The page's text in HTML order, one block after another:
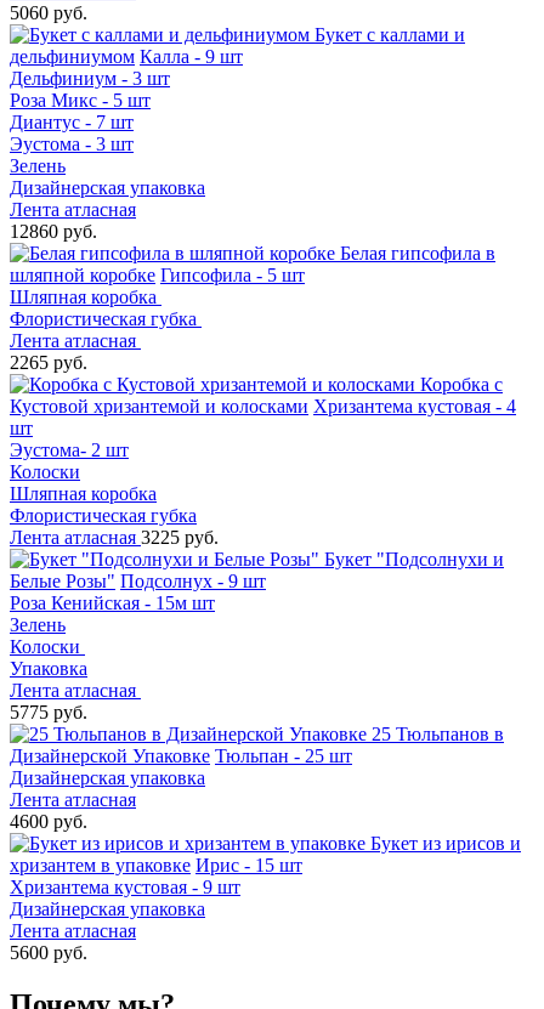
5060 руб.
Букет с каллами и
дельфиниумом Калла - 9 шт
Дельфиниум - 3 шт
Роза Микс - 5 шт
Диантус - 7 шт
Эустома - 3 шт
Зелень
Дизайнерская упаковка
Лента атласная
12860 руб.
Белая гипсофила в
шляпной коробке Гипсофила - 5 шт
Шляпная коробка
Флористическая губка
Лента атласная
2265 руб.
Коробка с
Кустовой хризантемой и колосками Хризантема кустовая - 4
шт
Эустома- 2 шт
Колоски
Шляпная коробка
Флористическая губка
Лента атласная 3225 руб.
Букет "Подсолнухи и
Белые Розы" Подсолнух - 9 шт
Роза Кенийская - 15м шт
Зелень
Колоски
Упаковка
Лента атласная
5775 руб.
25 Тюльпанов в
Дизайнерской Упаковке Тюльпан - 25 шт
Дизайнерская упаковка
Лента атласная
4600 руб.
Букет из ирисов и
хризантем в упаковке Ирис - 15 шт
Хризантема кустовая - 9 шт
Дизайнерская упаковка
Лента атласная
5600 руб.